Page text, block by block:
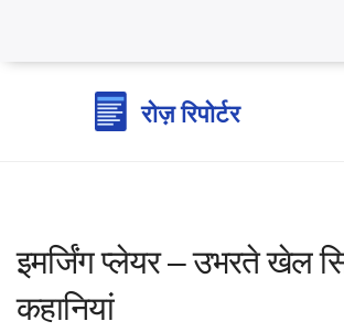
इमर्जिंग प्लेयर – उभरते खेल
कहानियां